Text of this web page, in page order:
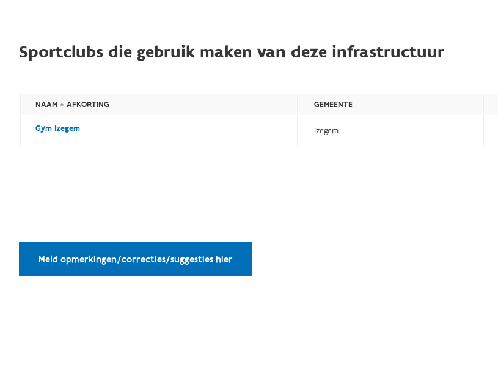
Sportclubs die gebruik maken van deze infrastructuur
NAAM + AFKORTING GEMEENTE
Gym Izegem Izegem
Meld opmerkingen/correcties/suggesties hier